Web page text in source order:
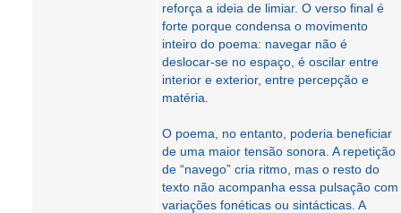
reforça a ideia de limiar. O verso final é
forte porque condensa o movimento
inteiro do poema: navegar não é
deslocar-se no espaço, é oscilar entre
interior e exterior, entre percepção e
matéria.
O poema, no entanto, poderia beneficiar
de uma maior tensão sonora. A repetição
de “navego” cria ritmo, mas o resto do
texto não acompanha essa pulsação com
variações fonéticas ou sintácticas. A